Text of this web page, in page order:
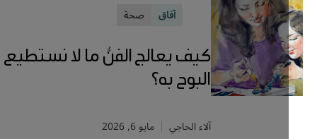
صحة
كيف يعالج الفنُّ ما لا نستطيع
البوح به؟
آلاء الحاجي مايو 6, 2026